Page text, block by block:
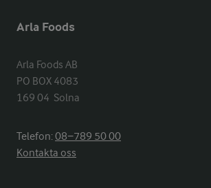
Arla Foods
Arla Foods AB
PO BOX 4083
169 04  Solna
Telefon:08−789 50 00
Kontakta oss